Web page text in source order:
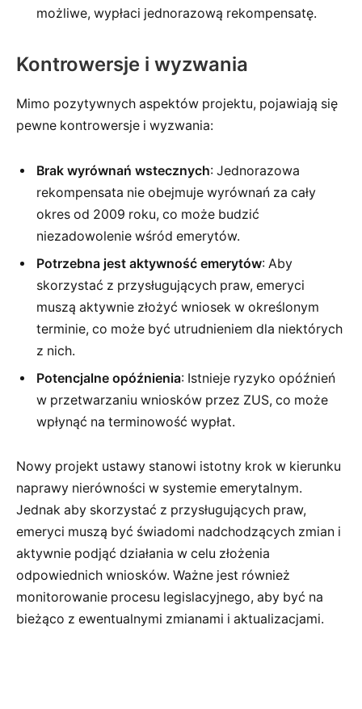
możliwe, wypłaci jednorazową rekompensatę.
Kontrowersje i wyzwania
Mimo pozytywnych aspektów projektu, pojawiają się
pewne kontrowersje i wyzwania:
Brak wyrównań wstecznych: Jednorazowa
rekompensata nie obejmuje wyrównań za cały
okres od 2009 roku, co może budzić
niezadowolenie wśród emerytów.
Potrzebna jest aktywność emerytów: Aby
skorzystać z przysługujących praw, emeryci
muszą aktywnie złożyć wniosek w określonym
terminie, co może być utrudnieniem dla niektórych
z nich.
Potencjalne opóźnienia: Istnieje ryzyko opóźnień
w przetwarzaniu wniosków przez ZUS, co może
wpłynąć na terminowość wypłat.
Nowy projekt ustawy stanowi istotny krok w kierunku
naprawy nierówności w systemie emerytalnym.
Jednak aby skorzystać z przysługujących praw,
emeryci muszą być świadomi nadchodzących zmian i
aktywnie podjąć działania w celu złożenia
odpowiednich wniosków. Ważne jest również
monitorowanie procesu legislacyjnego, aby być na
bieżąco z ewentualnymi zmianami i aktualizacjami.